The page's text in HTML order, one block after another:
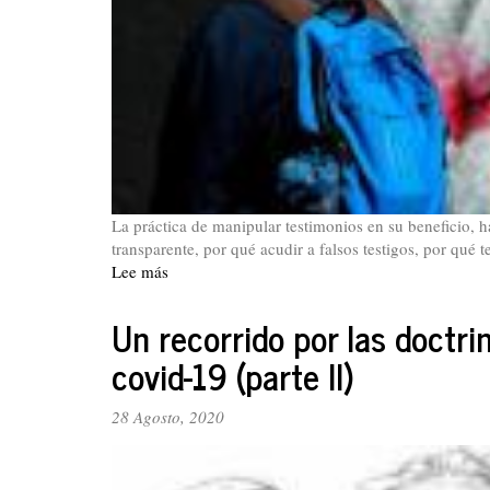
La práctica de manipular testimonios en su beneficio,
transparente, por qué acudir a falsos testigos, por qué
Lee más
a
Uribe:
El
gringo
intercede
Un recorrido por las
covid-19 (parte II)
28 Agosto, 2020